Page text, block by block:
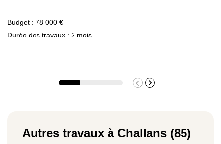
Budget : 78 000 €
Durée des travaux : 2 mois
Autres travaux à Challans (85)